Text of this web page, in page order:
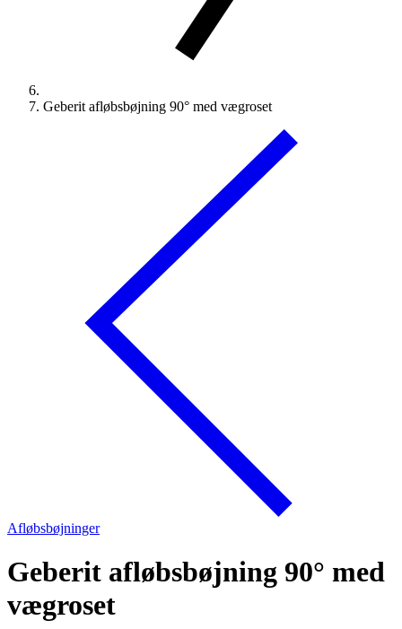
Geberit afløbsbøjning 90° med vægroset
Afløbsbøjninger
Geberit afløbsbøjning 90° med
vægroset